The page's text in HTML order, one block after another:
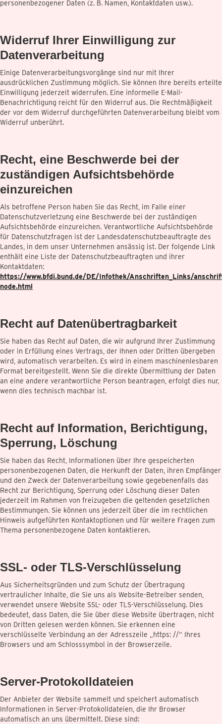
personenbezogener Daten (z. B. Namen, Kontaktdaten usw.).
Widerruf Ihrer Einwilligung zur
Datenverarbeitung
Einige Datenverarbeitungsvorgänge sind nur mit Ihrer
ausdrücklichen Zustimmung möglich. Sie können Ihre bereits erteilte
Einwilligung jederzeit widerrufen. Eine informelle E-Mail-
Benachrichtigung reicht für den Widerruf aus. Die Rechtmäßigkeit
der vor dem Widerruf durchgeführten Datenverarbeitung bleibt vom
Widerruf unberührt.
Recht, eine Beschwerde bei der
zuständigen Aufsichtsbehörde
einzureichen
Als betroffene Person haben Sie das Recht, im Falle einer
Datenschutzverletzung eine Beschwerde bei der zuständigen
Aufsichtsbehörde einzureichen. Verantwortliche Aufsichtsbehörde
für Datenschutzfragen ist der Landesdatenschutzbeauftragte des
Landes, in dem unser Unternehmen ansässig ist. Der folgende Link
enthält eine Liste der Datenschutzbeauftragten und ihrer
Kontaktdaten:
https://www.bfdi.bund.de/DE/Infothek/Anschriften_Links/
node.html
Recht auf Datenübertragbarkeit
Sie haben das Recht auf Daten, die wir aufgrund Ihrer Zustimmung
oder in Erfüllung eines Vertrags, der Ihnen oder Dritten übergeben
wird, automatisch verarbeiten. Es wird in einem maschinenlesbaren
Format bereitgestellt. Wenn Sie die direkte Übermittlung der Daten
an eine andere verantwortliche Person beantragen, erfolgt dies nur,
wenn dies technisch machbar ist.
Recht auf Information, Berichtigung,
Sperrung, Löschung
Sie haben das Recht, Informationen über Ihre gespeicherten
personenbezogenen Daten, die Herkunft der Daten, ihren Empfänger
und den Zweck der Datenverarbeitung sowie gegebenenfalls das
Recht zur Berichtigung, Sperrung oder Löschung dieser Daten
jederzeit im Rahmen von freizugeben die geltenden gesetzlichen
Bestimmungen. Sie können uns jederzeit über die im rechtlichen
Hinweis aufgeführten Kontaktoptionen und für weitere Fragen zum
Thema personenbezogene Daten kontaktieren.
SSL- oder TLS-Verschlüsselung
Aus Sicherheitsgründen und zum Schutz der Übertragung
vertraulicher Inhalte, die Sie uns als Website-Betreiber senden,
verwendet unsere Website SSL- oder TLS-Verschlüsselung. Dies
bedeutet, dass Daten, die Sie über diese Website übertragen, nicht
von Dritten gelesen werden können. Sie erkennen eine
verschlüsselte Verbindung an der Adresszeile „https: //“ Ihres
Browsers und am Schlosssymbol in der Browserzeile.
Server-Protokolldateien
Der Anbieter der Website sammelt und speichert automatisch
Informationen in Server-Protokolldateien, die Ihr Browser
automatisch an uns übermittelt. Diese sind: